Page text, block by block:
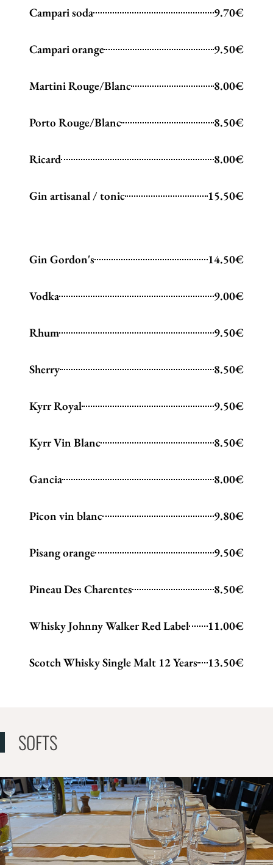
Campari soda 9.70€
Campari orange 9.50€
Martini Rouge/Blanc 8.00€
Porto Rouge/Blanc 8.50€
Ricard 8.00€
Gin artisanal / tonic 15.50€
Gin Gordon's 14.50€
Vodka 9.00€
Rhum 9.50€
Sherry 8.50€
Kyrr Royal 9.50€
Kyrr Vin Blanc 8.50€
Gancia 8.00€
Picon vin blanc 9.80€
Pisang orange 9.50€
Pineau Des Charentes 8.50€
Whisky Johnny Walker Red Label 11.00€
Scotch Whisky Single Malt 12 Years 13.50€
SOFTS